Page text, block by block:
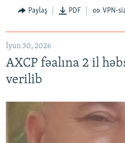
Paylaş PDF VPN-
İyun 30, 2026
AXCP fəalına 2 il
verilib